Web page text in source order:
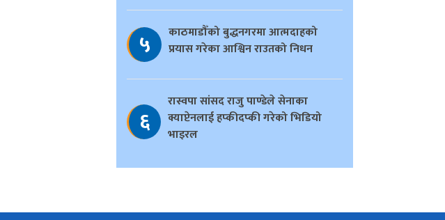
५
काठमाडौँको बुद्धनगरमा आत्मदाहको
प्रयास गरेका आश्विन राउतको निधन
६
रास्वपा सांसद राजु पाण्डेले सेनाका
क्याप्टेनलाई हप्कीदप्की गरेको भिडियो
भाइरल